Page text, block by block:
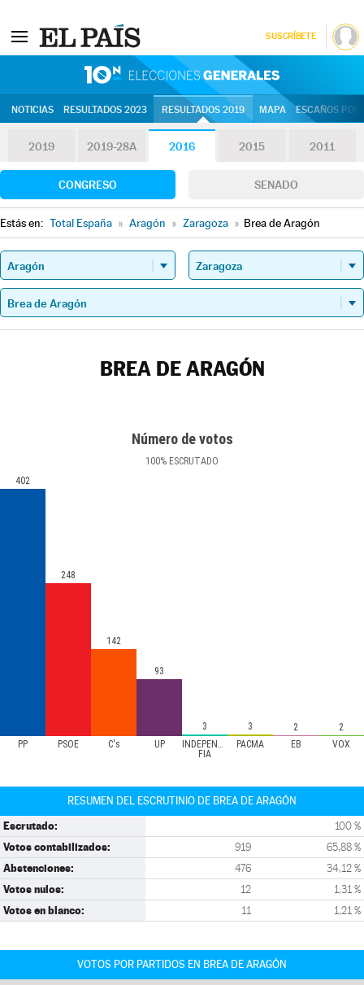
SUSCRÍBETE
NOTICIAS RESULTADOS 2023 RESULTADOS 2019 MAPA ESCAÑOS
2019 2019-28A 2016 2015 2011
CONGRESO SENADO
Estás en: Total España » Aragón » Zaragoza » Brea de Aragón
BREA DE ARAGÓN
Número de votos
100% ESCRUTADO
PP PSOE C's UP
INDEPENDIENTES-
FIA
PACMA EB VOX
402
248
142
93
3 3 2 2
RESUMEN DEL ESCRUTINIO DE BREA DE ARAGÓN
Escrutado: 100 %
Votos contabilizados: 919 65,88 %
Abstenciones: 476 34,12 %
Votos nulos: 12 1,31 %
Votos en blanco: 11 1,21 %
VOTOS POR PARTIDOS EN BREA DE ARAGÓN